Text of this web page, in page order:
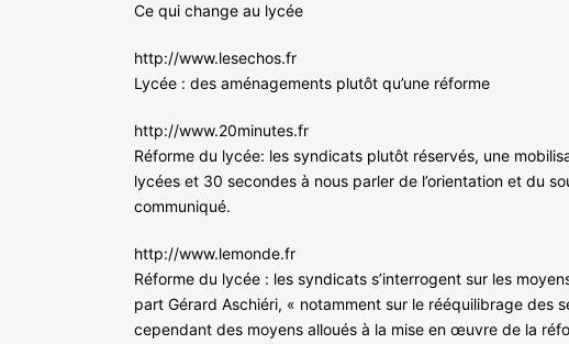
Ce qui change au lycée
http://www.lesechos.fr
Lycée : des aménagements plutôt qu’une réforme
http://www.20minutes.fr
Réforme du lycée: les syndicats plutôt réservés, une
lycées et 30 secondes à nous parler de l’orientation et du
communiqué.
http://www.lemonde.fr
Réforme du lycée : les syndicats s’interrogent sur les
part Gérard Aschiéri, « notamment sur le rééquilibrage des
cependant des moyens alloués à la mise en œuvre de la